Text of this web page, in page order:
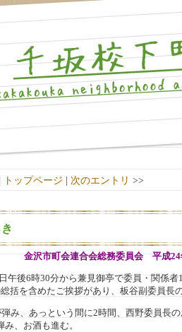
トップページ | 次のエントリ >>
金沢市町会連合会総務委員会 平成24
後6時30分から兼見御亭で委員・関係者
括を含めたご挨拶があり、板谷副委員長
み、あっという間に2時間、西野委員長
、お酒も進む。